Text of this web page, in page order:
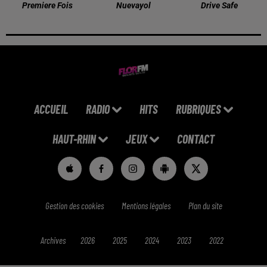
Premiere Fois Nuevayol Drive Safe
ACCUEIL RADIO HITS RUBRIQUES
HAUT-RHIN JEUX CONTACT
Gestion des cookies Mentions légales Plan du site
Archives 2026 2025 2024 2023 2022